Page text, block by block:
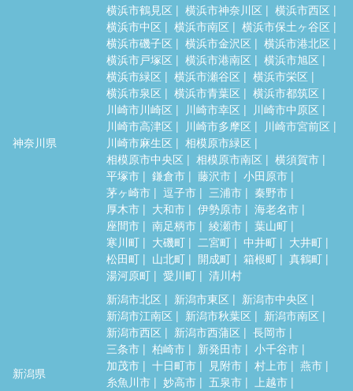
神奈川県
横浜市鶴見区 横浜市神奈川区
横浜市西区
横浜市中区
横浜市南区
横浜市保土ヶ谷区
横浜市磯子区
横浜市金沢区
横浜市港北区
横浜市戸塚区
横浜市港南区
横浜市旭区
横浜市緑区
横浜市瀬谷区
横浜市栄区
横浜市泉区
横浜市青葉区
横浜市都筑区
川崎市川崎区
川崎市幸区
川崎市中原区
川崎市高津区
川崎市多摩区
川崎市宮前区
川崎市麻生区
相模原市緑区
相模原市中央区
相模原市南区
横須賀市
平塚市
鎌倉市 藤沢市
小田原市
茅ヶ崎市
逗子市 三浦市
秦野市
厚木市
大和市 伊勢原市
海老名市
座間市
南足柄市 綾瀬市
葉山町
寒川町
大磯町 二宮町 中井町
大井町
松田町
山北町 開成町 箱根町
真鶴町
湯河原町
愛川町 清川村
新潟県
新潟市北区 新潟市東区
新潟市中央区
新潟市江南区
新潟市秋葉区
新潟市南区
新潟市西区
新潟市西蒲区
長岡市
三条市
柏崎市 新発田市
小千谷市
加茂市
十日町市 見附市 村上市
燕市
糸魚川市
妙高市 五泉市
上越市